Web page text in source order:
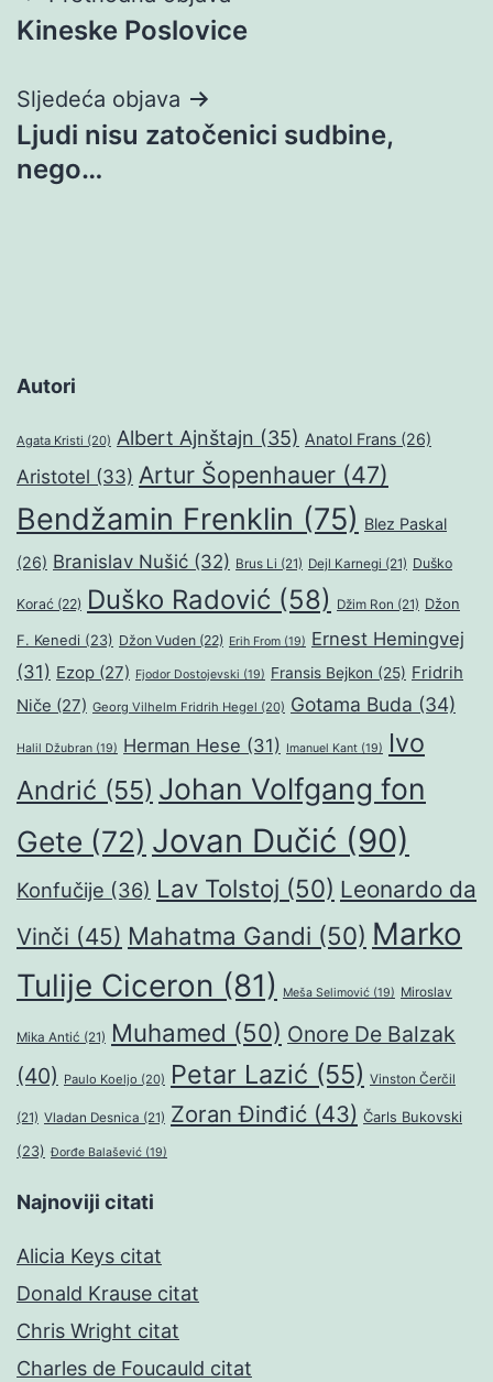
objava
Kineske Poslovice
Sljedeća objava
Ljudi nisu zatočenici sudbine,
nego…
Autori
Agata Kristi (20) Albert Ajnštajn (35) Anatol Frans (26)
Aristotel (33) Artur Šopenhauer (47)
Bendžamin Frenklin (75) Blez Paskal
(26) Branislav Nušić (32) Brus Li (21) Dejl Karnegi (21) Duško
Korać (22) Duško Radović (58) Džim Ron (21) Džon
F. Kenedi (23) Džon Vuden (22) Erih From (19) Ernest Hemingvej
(31) Ezop (27) Fjodor Dostojevski (19) Fransis Bejkon (25) Fridrih
Niče (27) Georg Vilhelm Fridrih Hegel (20) Gotama Buda (34)
Halil Džubran (19) Herman Hese (31) Imanuel Kant (19)
Ivo
Andrić (55) Johan Volfgang fon
Gete (72) Jovan Dučić (90)
Konfučije (36) Lav Tolstoj (50) Leonardo da
Vinči (45) Mahatma Gandi (50) Marko
Tulije Ciceron (81) Meša Selimović (19) Miroslav
Mika Antić (21) Muhamed (50) Onore De Balzak
(40) Paulo Koeljo (20) Petar Lazić (55) Vinston Čerčil
(21) Vladan Desnica (21) Zoran Đinđić (43) Čarls Bukovski
(23) Đorđe Balašević (19)
Najnoviji citati
Alicia Keys citat
Donald Krause citat
Chris Wright citat
Charles de Foucauld citat